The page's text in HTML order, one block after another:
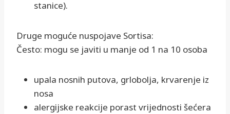
stanice).
Druge moguće nuspojave Sortisa:
Često: mogu se javiti u manje od 1 na 10 osoba
upala nosnih putova, grlobolja, krvarenje iz
nosa
alergijske reakcije porast vrijednosti šećera